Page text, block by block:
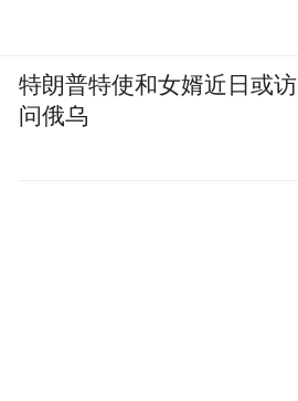
特朗普特使和女婿近日或访
问俄乌